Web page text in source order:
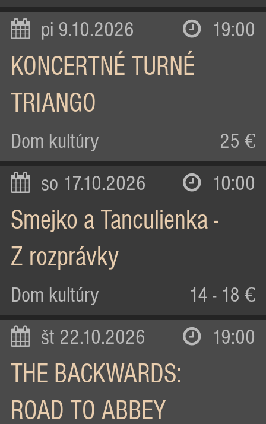
pi 9.10.2026 19:00
KONCERTNÉ TURNÉ
TRIANGO
Dom kultúry 25 €
so 17.10.2026 10:00
Smejko a Tanculienka -
Z rozprávky
Dom kultúry 14 - 18 €
št 22.10.2026 19:00
THE BACKWARDS:
ROAD TO ABBEY